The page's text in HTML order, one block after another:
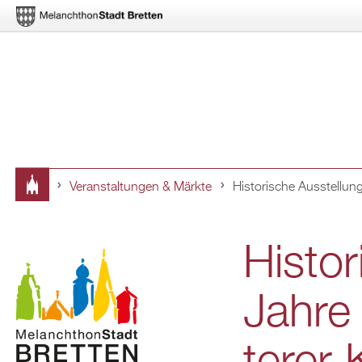
hier
Ver­an­stal­tun­gen & Märk­te His­to­ri­sche